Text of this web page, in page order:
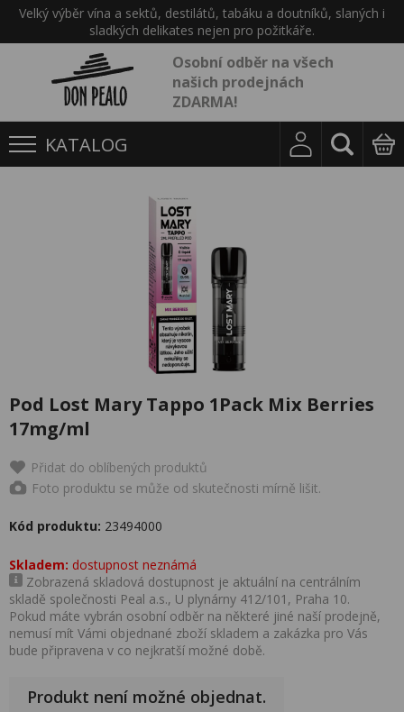
Velký výběr vína a sektů, destilátů, tabáku a doutníků, slaných i
sladkých delikates nejen pro požitkáře.
Osobní odběr na všech
našich prodejnách
ZDARMA!
KATALOG
Pod Lost Mary Tappo 1Pack Mix Berries
17mg/ml
Přidat do oblíbených produktů
Foto produktu se může od skutečnosti mírně lišit.
Kód produktu: 23494000
Skladem: dostupnost neznámá
Zobrazená skladová dostupnost je aktuální na centrálním
skladě společnosti Peal a.s., U plynárny 412/101, Praha 10.
Pokud máte vybrán osobní odběr na některé jiné naší prodejně,
nemusí mít Vámi objednané zboží skladem a zakázka pro Vás
bude připravena v co nejkratší možné době.
Produkt není možné objednat.